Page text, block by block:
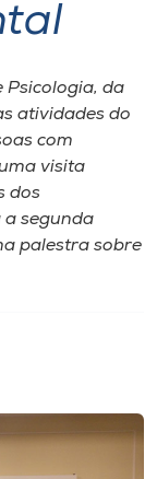
Psicologia, da
atividades do
com
visita
dos
a segunda
palestra sobre